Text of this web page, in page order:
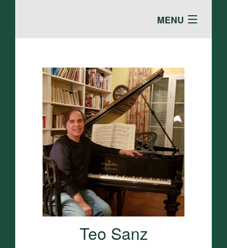
MENU
PUBLICACIONES
CONFERENCIAS
GALERÍA
CONTACTO
Teo Sanz